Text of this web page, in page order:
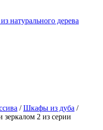
натурального дерева
/Шкафы из дуба /
2 из серии